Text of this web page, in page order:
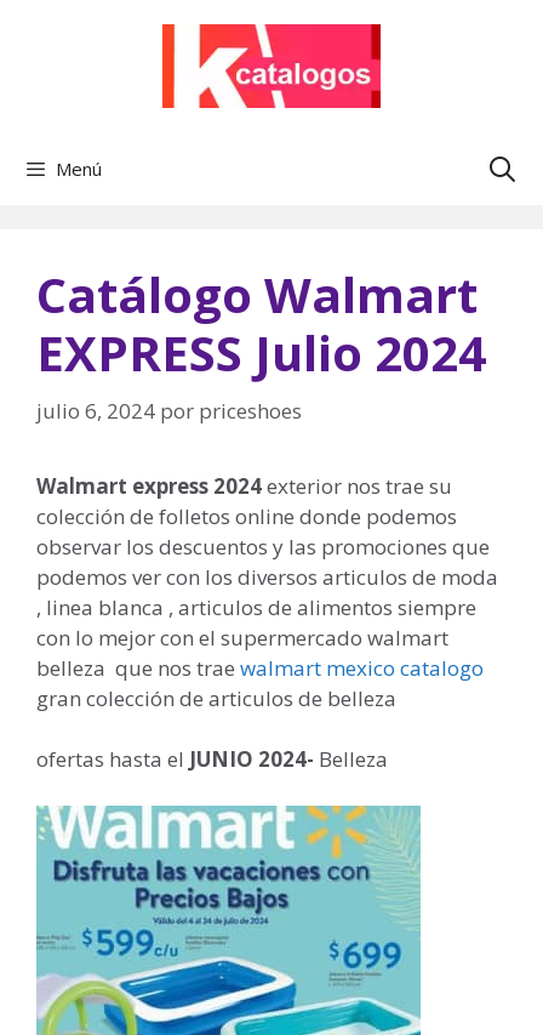
Menú
Catálogo Walmart
EXPRESS Julio 2024
julio 6, 2024 por priceshoes
Walmart express 2024exterior nos trae su
colección de folletos online donde podemos
observar los descuentos y las promociones que
podemos ver con los diversos articulos de moda
, linea blanca , articulos de alimentos siempre
con lo mejor con el supermercado walmart
belleza que nos trae walmart mexico catalogo
gran colección de articulos de belleza
ofertas hasta el JUNIO 2024- Belleza